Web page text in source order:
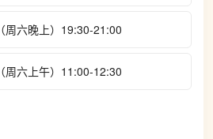
周六晚上）19:30-21:00
周六上午）11:00-12:30